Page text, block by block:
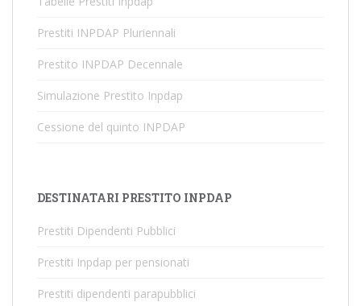
Prestiti INPDAP Pluriennali
Prestito INPDAP Decennale
Simulazione Prestito Inpdap
Cessione del quinto INPDAP
DESTINATARI PRESTITO INPDAP
Prestiti Dipendenti Pubblici
Prestiti Inpdap per pensionati
Prestiti dipendenti parapubblici